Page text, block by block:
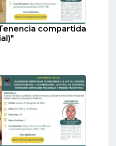
compartida